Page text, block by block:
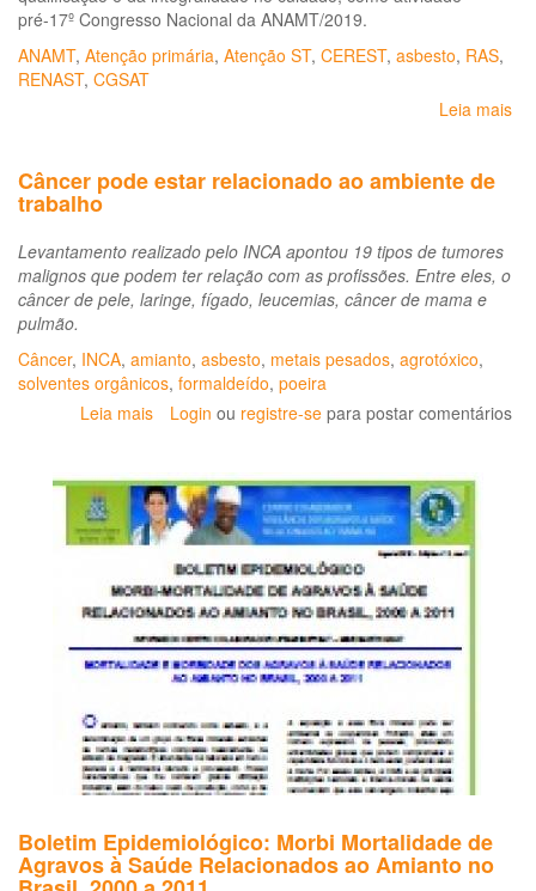
pré-17º Congresso Nacional da ANAMT/2019.
ANAMT, Atenção primária, Atenção ST, CEREST, asbesto, RAS,
RENAST, CGSAT
Leia mais
Câncer pode estar relacionado ao ambiente de
trabalho
Levantamento realizado pelo INCA apontou 19 tipos de tumores
malignos que podem ter relação com as profissões. Entre eles, o
câncer de pele, laringe, fígado, leucemias, câncer de mama e
pulmão.
Câncer, INCA, amianto, asbesto, metais pesados, agrotóxico,
solventes orgânicos, formaldeído, poeira
Leia mais sobre
estar
relacionado
ao
de
trabalho
Login ou registre-se para postar comentários
Boletim Epidemiológico: Morbi Mortalidade de
Agravos à Saúde Relacionados ao Amianto no